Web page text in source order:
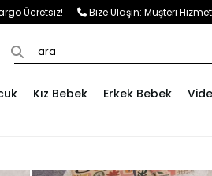
Ücretsiz! Bize Ulaşın: Müşteri
Kız Bebek Erkek Bebek